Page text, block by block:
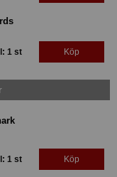
1 st Köp
1 st Köp